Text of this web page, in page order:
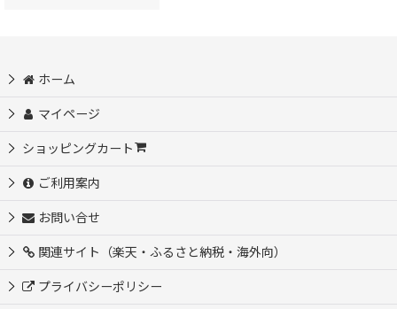
ホーム
マイページ
ショッピングカート
ご利用案内
お問い合せ
関連サイト（楽天・ふるさと納税・海外向）
プライバシーポリシー